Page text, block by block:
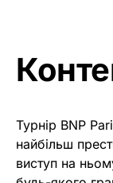
Турнір BNP
найбільш
виступ на